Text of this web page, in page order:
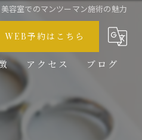
美容室でのマンツーマン施術の魅力
WEB予約はこちら
アクセス ブログ
コラム